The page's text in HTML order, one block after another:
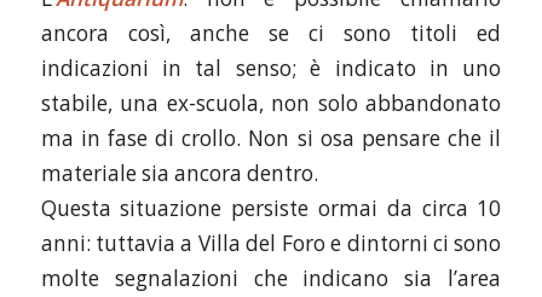
ancora così, anche se ci sono titoli ed
indicazioni in tal senso; è indicato in uno
stabile, una ex-scuola, non solo abbandonato
ma in fase di crollo. Non si osa pensare che il
materiale sia ancora dentro.
Questa situazione persiste ormai da circa 10
anni: tuttavia a Villa del Foro e dintorni ci sono
molte segnalazioni che indicano sia l’area